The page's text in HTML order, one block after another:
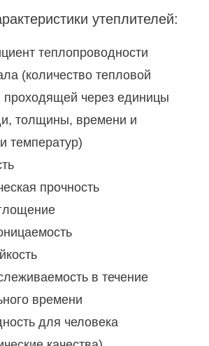
утеплителей:
теплопроводности
(количество тепловой
проходящей через единицы
толщины, времени и
температур)
прочность
в течение
времени
для человека